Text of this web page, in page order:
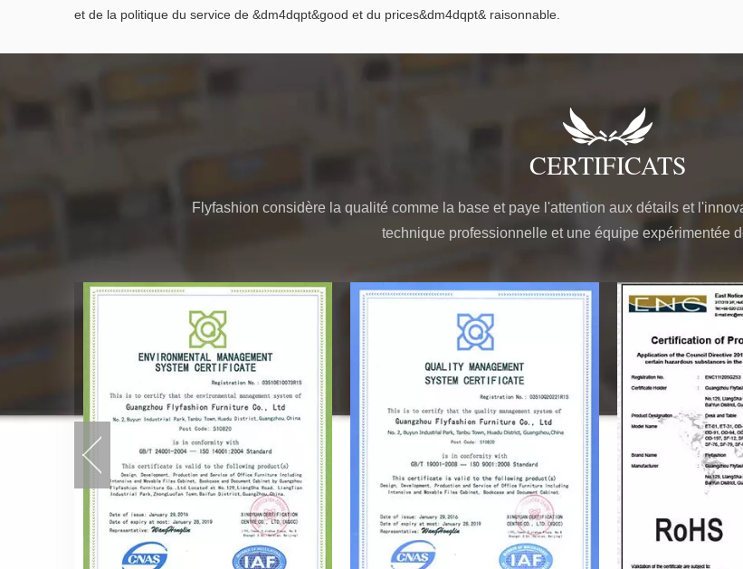
et de la politique du service de &dm4dqpt&good et du prices&dm4dqpt& raisonnable.
CERTIFICATS
Flyfashion considère la qualité comme la base et paye l'attention aux détails et
technique professionnelle et une équipe expérimentée